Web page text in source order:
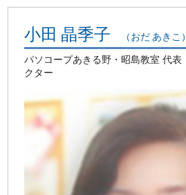
小田 晶季子 （おだ あきこ）
パソコープあきる野・昭島教室 代表
クター